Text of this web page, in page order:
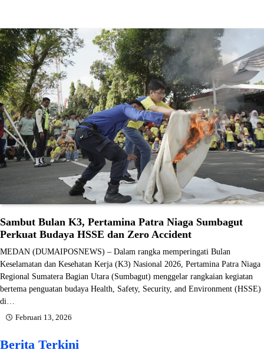
Sambut Bulan K3, Pertamina Patra Niaga Sumbagut
Perkuat Budaya HSSE dan Zero Accident
MEDAN (DUMAIPOSNEWS) – Dalam rangka memperingati Bulan
Keselamatan dan Kesehatan Kerja (K3) Nasional 2026, Pertamina Patra Niaga
Regional Sumatera Bagian Utara (Sumbagut) menggelar rangkaian kegiatan
bertema penguatan budaya Health, Safety, Security, and Environment (HSSE)
di…
Februari 13, 2026
Berita Terkini